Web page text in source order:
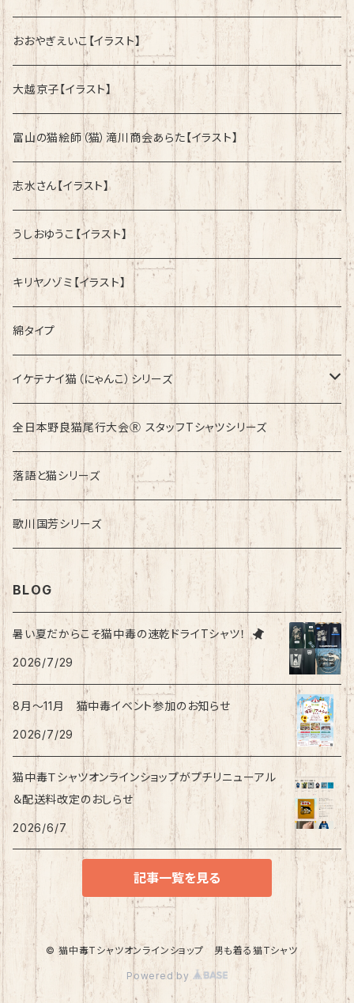
おおやぎえいこ【イラスト】
大越京子【イラスト】
富山の猫絵師（猫）滝川商会あらた【イラスト】
志水さん【イラスト】
うしおゆうこ【イラスト】
キリヤノゾミ【イラスト】
綿タイプ
イケテナイ猫（にゃんこ）シリーズ
ロンドンバスに乗りたい！
全日本野良猫尾行大会Ⓡ スタッフTシャツシリーズ
落語と猫シリーズ
歌川国芳シリーズ
BLOG
暑い夏だからこそ猫中毒の速乾ドライTシャツ！
2026/7/29
8月〜11月 猫中毒イベント参加のお知らせ
2026/7/29
猫中毒Ｔシャツオンラインショップがプチリニューアル
＆配送料改定のおしらせ
2026/6/7
記事一覧を見る
© 猫中毒Tシャツオンラインショップ 男も着る猫Tシャツ
Powered by